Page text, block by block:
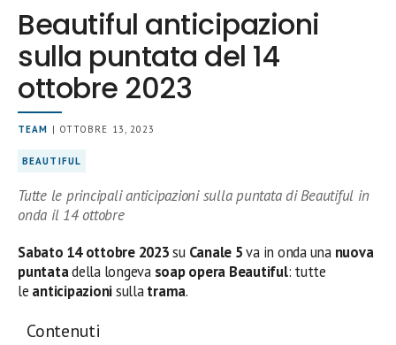
Beautiful anticipazioni
sulla puntata del 14
ottobre 2023
TEAM | OTTOBRE 13, 2023
BEAUTIFUL
Tutte le principali anticipazioni sulla puntata di Beautiful in
onda il 14 ottobre
Sabato 14 ottobre2023su Canale 5va in onda una nuova
puntatadella longeva soap opera Beautiful: tutte
le anticipazionisullatrama.
Contenuti